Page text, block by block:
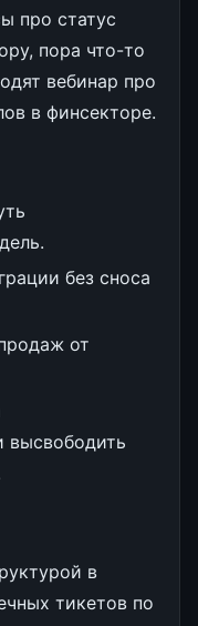
про статус
пора что-то
вебинар про
в финсекторе.
без сноса
от
высвободить
в
тикетов по